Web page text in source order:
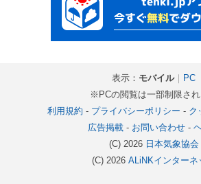
表示： モバイル｜
PC
※PCの閲覧は一部制限さ
利用規約 - プライバシーポリシー - ク
広告掲載- お問い合わせ-
(C) 2026 日本気象協会
(C) 2026 ALiNKインターネ